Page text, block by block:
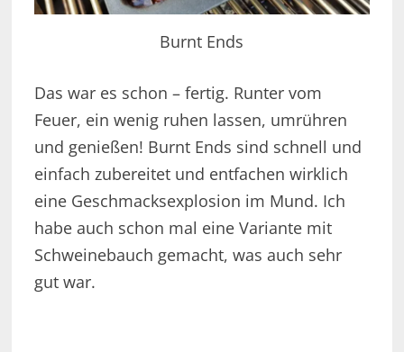
Burnt Ends
Das war es schon – fertig. Runter vom
Feuer, ein wenig ruhen lassen, umrühren
und genießen! Burnt Ends sind schnell und
einfach zubereitet und entfachen wirklich
eine Geschmacksexplosion im Mund. Ich
habe auch schon mal eine Variante mit
Schweinebauch gemacht, was auch sehr
gut war.